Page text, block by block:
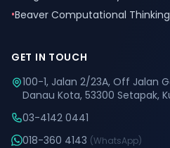
•Beaver Computational
GET IN TOUCH
100-1, Jalan 2/23A, Off Jalan
Danau Kota, 53300 Setapak,
03-4142 0441
018-360 4143 (WhatsApp)